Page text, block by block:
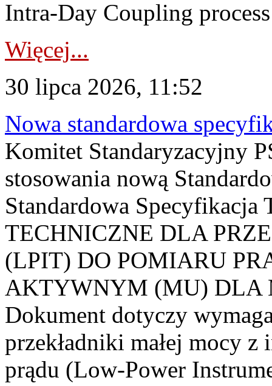
Intra-Day Coupling
Więcej...
30 lipca 2026, 11:52
Nowa standardowa
Komitet Standaryzacyjny
stosowania nową
Standardowa
TECHNICZNE DLA
(LPIT) DO POMIARU
AKTYWNYM (MU) DLA
Dokument dotyczy
przekładniki małej mocy
prądu (Low-Power